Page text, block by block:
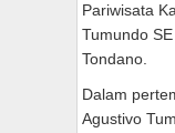
Pariwisata
Tumundo
Tondano.
Dalam
Agustivo